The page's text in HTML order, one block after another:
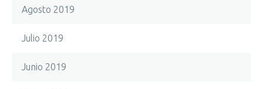
Agosto 2019
Julio 2019
Junio 2019